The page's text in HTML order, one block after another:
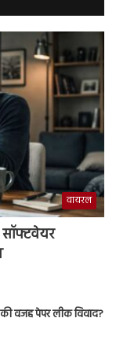
वायरल
वजह पेपर लीक विवाद?